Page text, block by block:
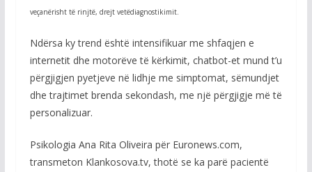
veçanërisht të rinjtë, drejt vetëdiagnostikimit.
Ndërsa ky trend është intensifikuar me shfaqjen e
internetit dhe motorëve të kërkimit, chatbot-et mund t’u
përgjigjen pyetjeve në lidhje me simptomat, sëmundjet
dhe trajtimet brenda sekondash, me një përgjigje më të
personalizuar.
Psikologia Ana Rita Oliveira për Euronews.com,
transmeton Klankosova.tv, thotë se ka parë pacientë